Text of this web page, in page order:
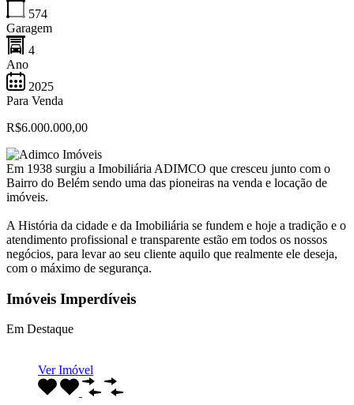
574
Garagem
4
Ano
2025
Para Venda
R$6.000.000,00
Em 1938 surgiu a Imobiliária ADIMCO que cresceu junto com o
Bairro do Belém sendo uma das pioneiras na venda e locação de
imóveis.
A História da cidade e da Imobiliária se fundem e hoje a tradição e o
atendimento profissional e transparente estão em todos os nossos
negócios, para levar ao seu cliente aquilo que realmente ele deseja,
com o máximo de segurança.
Imóveis Imperdíveis
Em Destaque
Ver Imóvel